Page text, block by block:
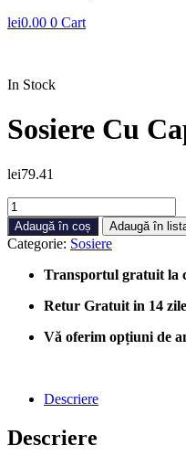
lei0.00 0 Cart
In Stock
Sosiere Cu
lei79.41
Cantitate
Sosiere
Cu
Capac
Atasat
Adaugă în coș Adaugă în
Categorie: Sosiere
Transportul gratuit la
Retur Gratuit in 14
Vă oferim opțiuni de
Descriere
Descriere